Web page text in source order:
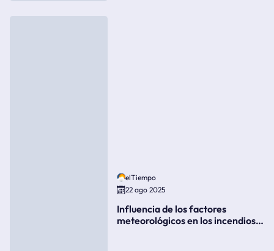
elTiempo
22 ago 2025
Influencia de los factores
meteorológicos en los incendios